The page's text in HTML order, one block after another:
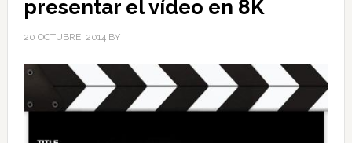
presentar el vídeo en 8K
20 OCTUBRE, 2014BY